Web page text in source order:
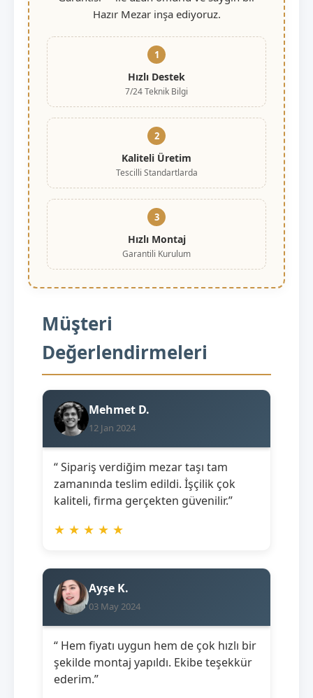
Hazır Mezar inşa ediyoruz.
1
Hızlı Destek
7/24 Teknik Bilgi
2
Kaliteli Üretim
Tescilli Standartlarda
3
Hızlı Montaj
Garantili Kurulum
Müşteri
Değerlendirmeleri
Mehmet D.
12 Jan 2024
“ Sipariş verdiğim mezar taşı tam
zamanında teslim edildi. İşçilik çok
kaliteli, firma gerçekten güvenilir.”
★ ★ ★ ★ ★
Ayşe K.
03 May 2024
“ Hem fiyatı uygun hem de çok hızlı bir
şekilde montaj yapıldı. Ekibe teşekkür
ederim.”